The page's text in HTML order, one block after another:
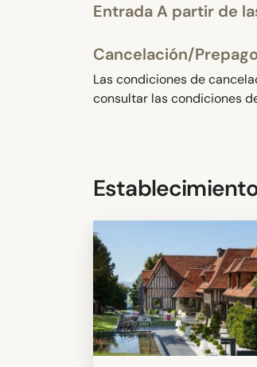
Entrada A partir de
Cancelación/Prepago
Las condiciones de
consultar las condiciones